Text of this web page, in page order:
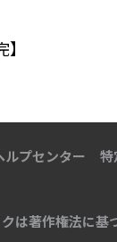
ルプセンター 特
は著作権法に基